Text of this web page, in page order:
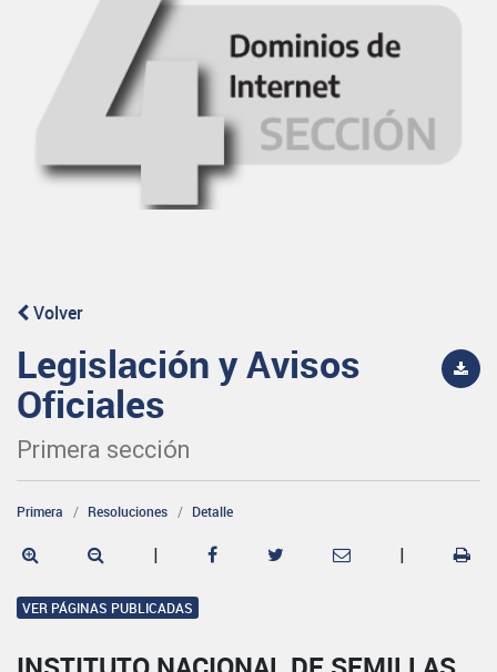
Volver
Legislación y Avisos
Oficiales
Primera sección
Primera Resoluciones Detalle
| |
VER PÁGINAS PUBLICADAS